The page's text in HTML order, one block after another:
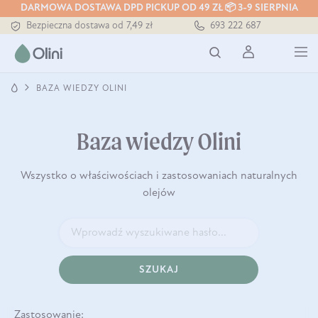
DARMOWA DOSTAWA DPD PICKUP OD 49 ZŁ 📦 3-9 SIERPNIA
Bezpieczna dostawa od 7,49 zł
Darmowa dostawa od 199 zł
Tłoczony zawsze na zimno
693 222 687
BAZA WIEDZY OLINI
Baza wiedzy Olini
Wszystko o właściwościach i zastosowaniach naturalnych
olejów
SZUKAJ
Zastosowanie: